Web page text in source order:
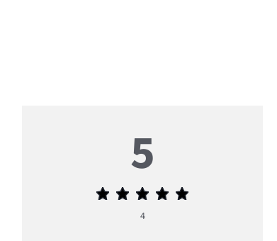
5
Średnia
5
4